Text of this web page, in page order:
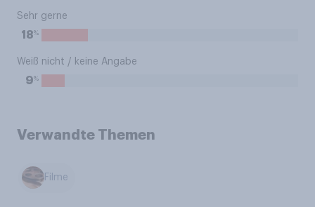
Sehr gerne
18%
Weiß nicht / keine Angabe
9%
Verwandte Themen
Filme